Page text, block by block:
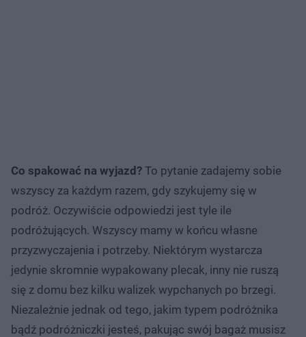
Co spakować na wyjazd? To pytanie zadajemy sobie
wszyscy za każdym razem, gdy szykujemy się w
podróż. Oczywiście odpowiedzi jest tyle ile
podróżujących. Wszyscy mamy w końcu własne
przyzwyczajenia i potrzeby. Niektórym wystarcza
jedynie skromnie wypakowany plecak, inny nie ruszą
się z domu bez kilku walizek wypchanych po brzegi.
Niezależnie jednak od tego, jakim typem podróżnika
bądź podróżniczki jesteś, pakując swój bagaż musisz